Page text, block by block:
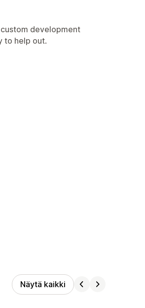
development
to help out.
Näytä kaikki